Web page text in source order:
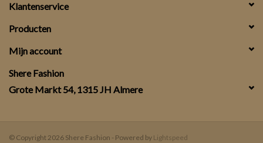
Klantenservice
Producten
Mijn account
Shere Fashion
Grote Markt 54, 1315 JH Almere
© Copyright 2026 Shere Fashion - Powered by Lightspeed